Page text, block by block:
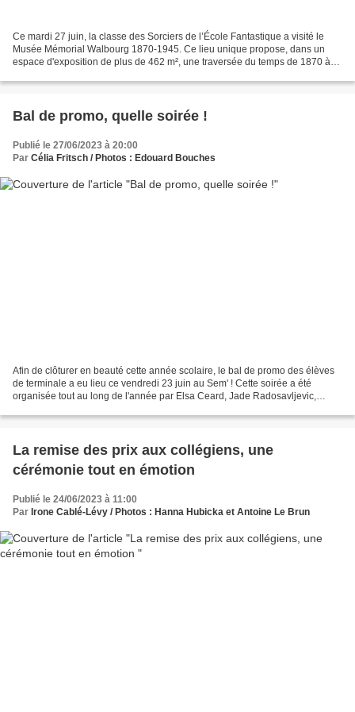
Ce mardi 27 juin, la classe des Sorciers de l’École Fantastique a visité le
Musée Mémorial Walbourg 1870-1945. Ce lieu unique propose, dans un
espace d'exposition de plus de 462 m², une traversée du temps de 1870 à
Bal de promo, quelle soirée !
Publié le 27/06/2023 à 20:00
Par Célia Fritsch / Photos : Edouard Bouches
Afin de clôturer en beauté cette année scolaire, le bal de promo des élèves
de terminale a eu lieu ce vendredi 23 juin au Sem' ! Cette soirée a été
organisée tout au long de l'année par Elsa Ceard, Jade Radosavljevic,
La remise des prix aux collégiens, une
cérémonie tout en émotion
Publié le 24/06/2023 à 11:00
Par Irone Cablé-Lévy / Photos : Hanna Hubicka et Antoine Le Brun